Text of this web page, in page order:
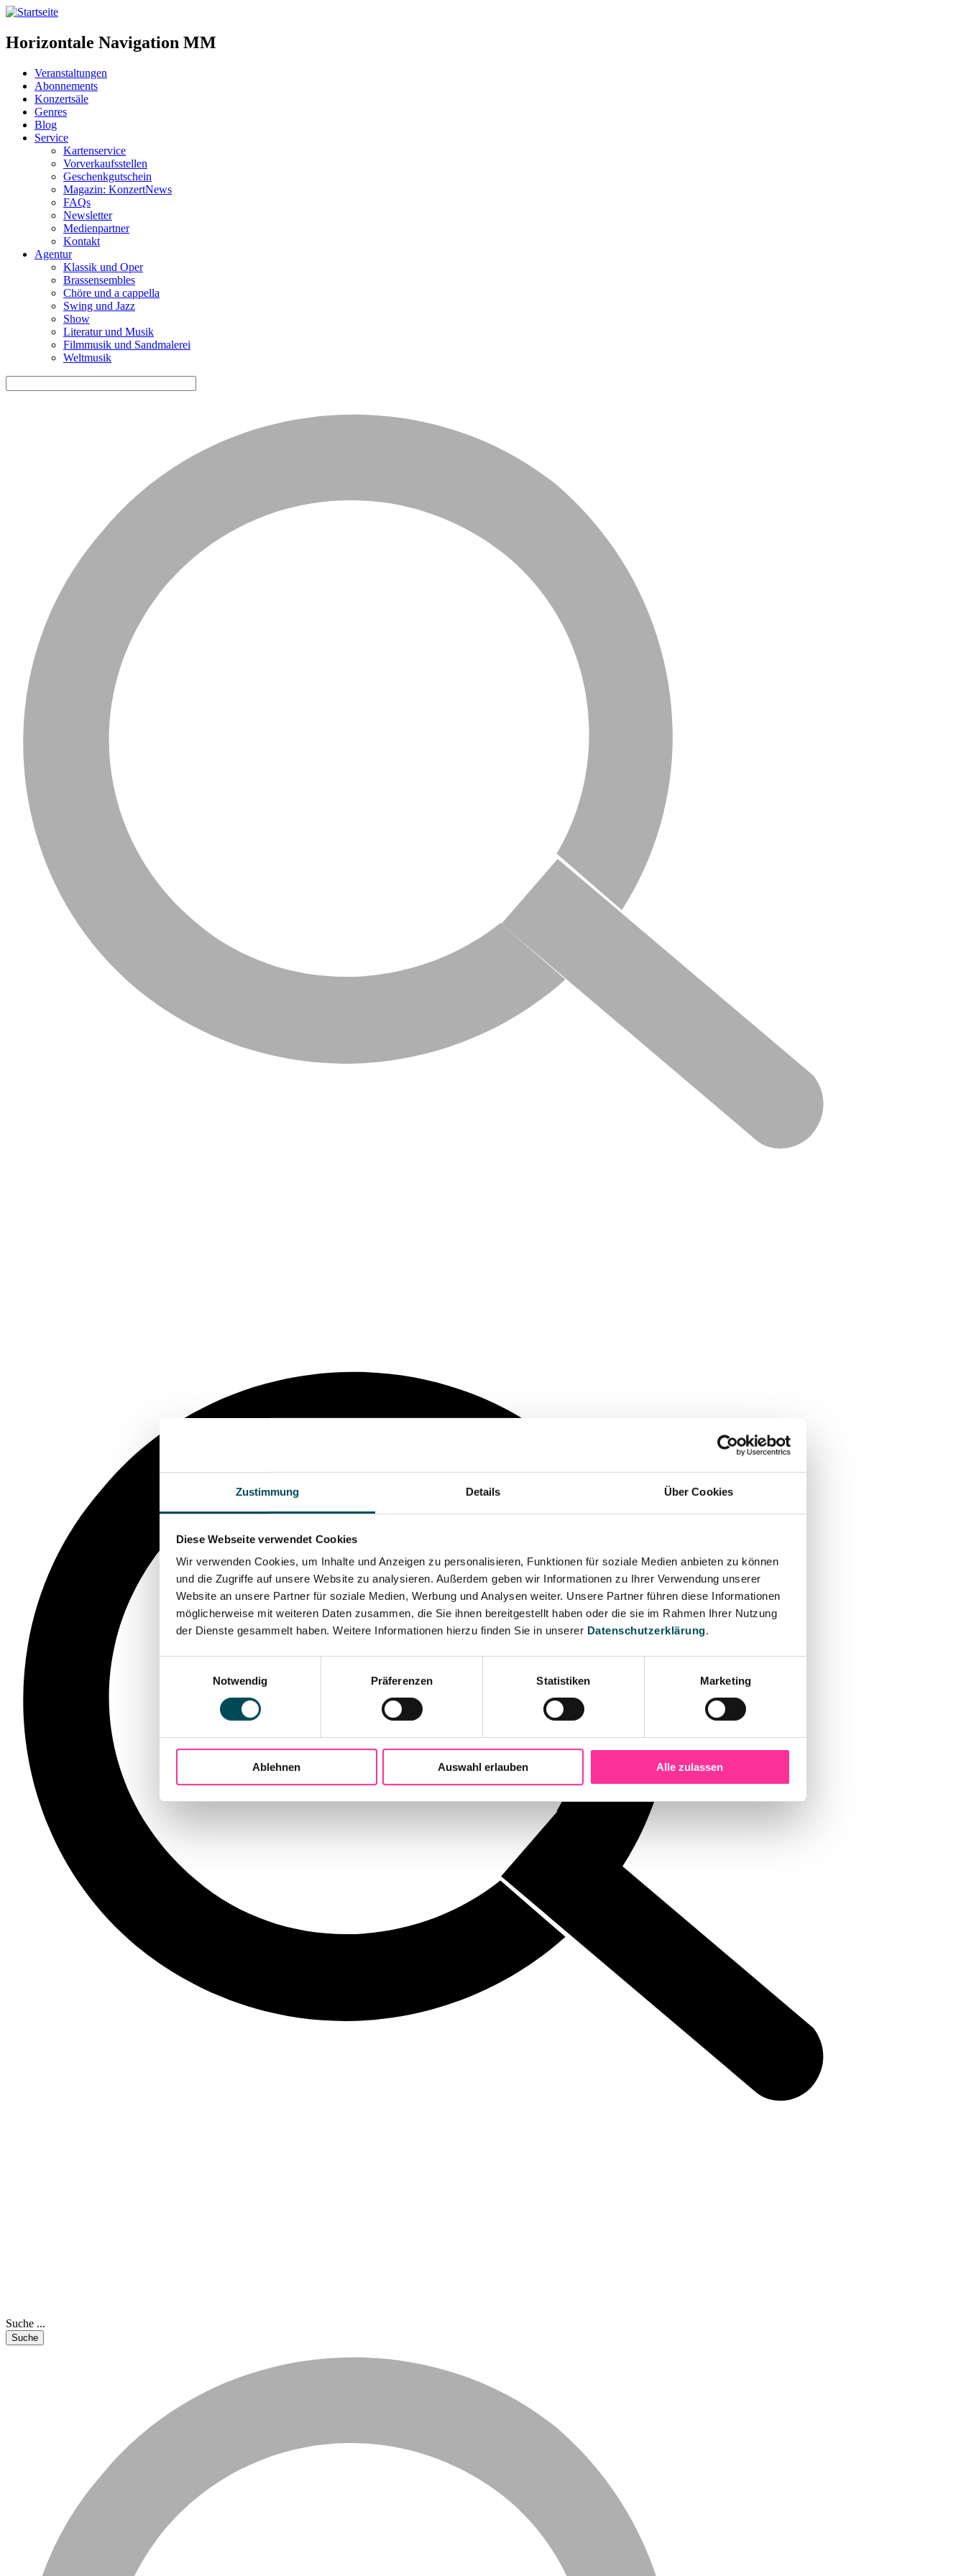
Zustimmung Details Über Cookies
Diese Webseite verwendet Cookies
Wir verwenden Cookies, um Inhalte und Anzeigen zu personalisieren, Funktionen für soziale Medien anbieten zu können
und die Zugriffe auf unsere Website zu analysieren. Außerdem geben wir Informationen zu Ihrer Verwendung unserer
Website an unsere Partner für soziale Medien, Werbung und Analysen weiter. Unsere Partner führen diese Informationen
möglicherweise mit weiteren Daten zusammen, die Sie ihnen bereitgestellt haben oder die sie im Rahmen Ihrer Nutzung
der Dienste gesammelt haben. Weitere Informationen hierzu finden Sie in unserer Datenschutzerklärung.
Notwendig
Präferenzen Statistiken Marketing
Ablehnen Auswahl erlauben Alle zulassen
Horizontale Navigation MM
Veranstaltungen
Abonnements
Konzertsäle
Genres
Blog
Service
Kartenservice
Vorverkaufsstellen
Geschenkgutschein
Magazin: KonzertNews
FAQs
Newsletter
Medienpartner
Kontakt
Agentur
Klassik und Oper
Brassensembles
Chöre und a cappella
Swing und Jazz
Show
Literatur und Musik
Filmmusik und Sandmalerei
Weltmusik
Suche ...